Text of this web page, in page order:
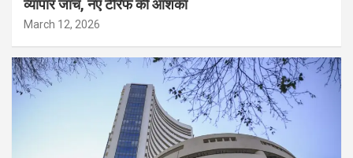
व्यापार जांच, नए टैरिफ की आशंका
March 12, 2026